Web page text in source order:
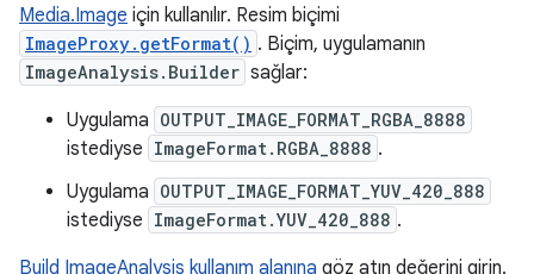
Media.Image için kullanılır. Resim biçimi
ImageProxy.getFormat() . Biçim, uygulamanın
ImageAnalysis.Builder sağlar:
Uygulama OUTPUT_IMAGE_FORMAT_RGBA_8888
istediyse ImageFormat.RGBA_8888 .
Uygulama OUTPUT_IMAGE_FORMAT_YUV_420_888
istediyse ImageFormat.YUV_420_888 .
Build ImageAnalysis kullanım alanına göz atın değerini girin.